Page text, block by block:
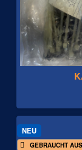
NEU
GEBRAUCHT